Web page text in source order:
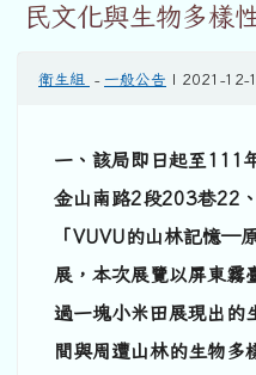
民文化與生物多樣
衛生組 - 一般公告 | 2021-12-
一、該局即日起至111
金山南路2段203巷22
「VUVU的山林記憶—
展，本次展覽以屏東霧
過一塊小米田展現出的
間與周遭山林的生物多